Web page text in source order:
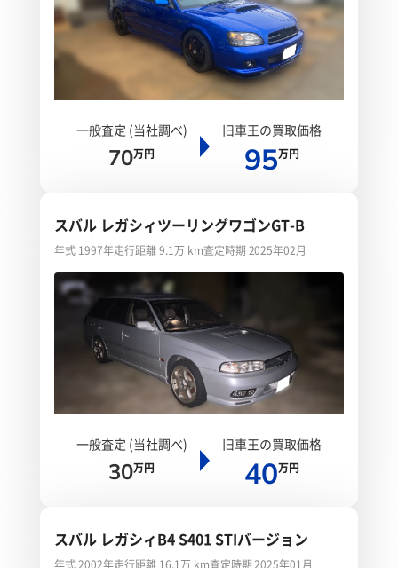
一般査定 (当社調べ)
70万円
旧車王の買取価格
95万円
スバル レガシィツーリングワゴンGT-B
年式 1997年走行距離 9.1万 km査定時期 2025年02月
一般査定 (当社調べ)
30万円
旧車王の買取価格
40万円
スバル レガシィB4 S401 STIバージョン
年式 2002年走行距離 16.1万 km査定時期 2025年01月